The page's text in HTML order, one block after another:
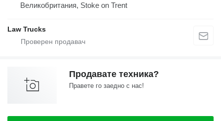
Великобритания, Stoke on Trent
Law Trucks
Продавате техника?
Правете го заедно с нас!